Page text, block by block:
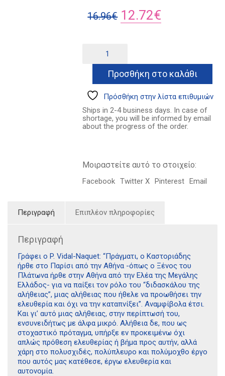
16.96€ Original
16.96€.
12.72€
είναι:
12.72€.
παράθυρο
του
Καστοριάδη
ποσότητα
Προσθήκη στο καλάθι
Πρόσθήκη στην λίστα επιθυμιών
Ships in 2-4 business days. In case of
shortage, you will be informed by email
about the progress of the order.
Μοιραστείτε αυτό το στοιχείο:
Facebook Twitter X Pinterest Email
Περιγραφή Επιπλέον πληροφορίες
Περιγραφή
Γράφει ο P. Vidal-Naquet: “Πράγματι, ο Καστοριάδης
ήρθε στο Παρίσι από την Αθήνα -όπως ο Ξένος του
Πλάτωνα ήρθε στην Αθήνα από την Ελέα της Μεγάλης
Ελλάδος- για να παίξει τον ρόλο του “διδασκάλου της
αλήθειας”, μιας αλήθειας που ήθελε να προωθήσει την
ελευθερία και όχι να την καταπνίξει”. Αναμφίβολα έτσι.
Και γι’ αυτό μιας αλήθειας, στην περίπτωσή του,
ενσυνειδήτως με άλφα μικρό. Αλήθεια δε, που ως
στοχαστικό πρόταγμα, υπήρξε εν προκειμένω όχι
απλώς πρόθεση ελευθερίας ή βήμα προς αυτήν, αλλά
χάρη στο πολυσχιδές, πολύπλευρο και πολύμοχθο έργο
που αυτός μας κατέθεσε, έργω ελευθερία και
αυτονομία.